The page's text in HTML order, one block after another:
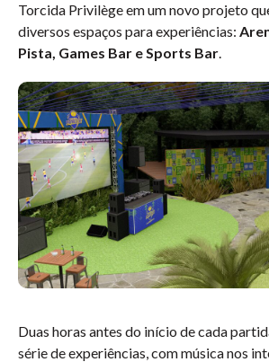
Torcida Privilège em um novo projeto
diversos espaços para experiências:
Pista, Games Bar e Sports Bar.
Duas horas antes do início de cada
série de experiências, com música nos